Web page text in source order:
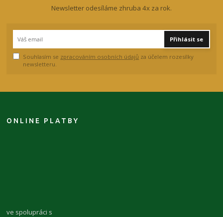
Newsletter odesíláme zhruba 4x za rok.
Přihlásit se
Souhlasím se zpracováním osobních údajů za účelem rozesílky
newsletteru.
ONLINE PLATBY
ve spolupráci s